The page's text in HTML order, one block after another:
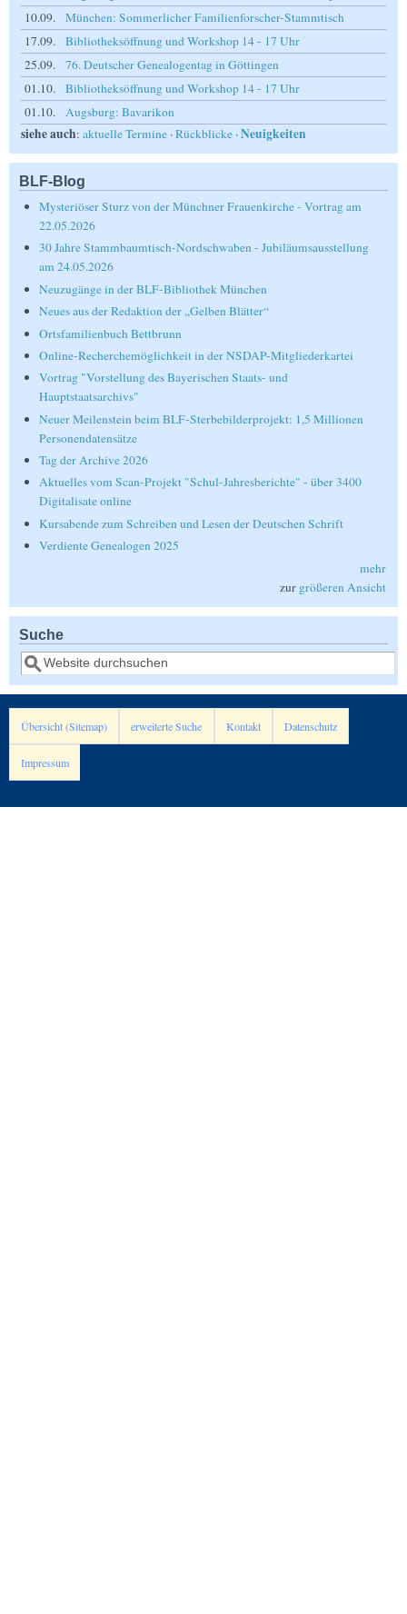
10.09.
München: Sommerlicher Familienforscher-Stammtisch
17.09.
Bibliotheksöffnung und Workshop 14 - 17 Uhr
25.09.
76. Deutscher Genealogentag in Göttingen
01.10.
Bibliotheksöffnung und Workshop 14 - 17 Uhr
01.10.
Augsburg: Bavarikon
siehe auch: aktuelle Termine ·Rückblicke ·Neuigkeiten
BLF-Blog
Mysteriöser Sturz von der Münchner Frauenkirche - Vortrag am
22.05.2026
30 Jahre Stammbaumtisch-Nordschwaben - Jubiläumsausstellung
am 24.05.2026
Neuzugänge in der BLF-Bibliothek München
Neues aus der Redaktion der „Gelben Blätter“
Ortsfamilienbuch Bettbrunn
Online-Recherchemöglichkeit in der NSDAP-Mitgliederkartei
Vortrag "Vorstellung des Bayerischen Staats- und
Hauptstaatsarchivs"
Neuer Meilenstein beim BLF-Sterbebilderprojekt: 1,5 Millionen
Personendatensätze
Tag der Archive 2026
Aktuelles vom Scan-Projekt "Schul-Jahresberichte" - über 3400
Digitalisate online
Kursabende zum Schreiben und Lesen der Deutschen Schrift
Verdiente Genealogen 2025
mehr
zur größeren Ansicht
Suche
Suche
Übersicht (Sitemap) erweiterte Suche Kontakt Datenschutz
Impressum